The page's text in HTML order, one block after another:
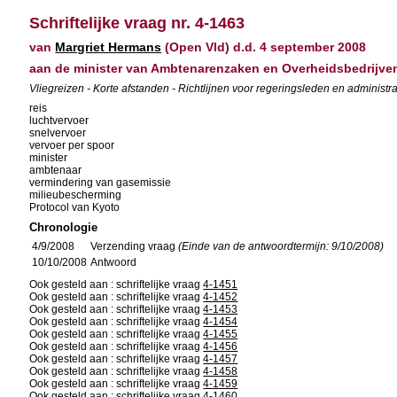
Schriftelijke vraag nr. 4-1463
van Margriet Hermans (Open Vld) d.d. 4 september 2008
aan de minister van Ambtenarenzaken en
Vliegreizen - Korte afstanden - Richtlijnen voor regeringsleden en
reis
luchtvervoer
snelvervoer
vervoer per spoor
minister
ambtenaar
vermindering van gasemissie
milieubescherming
Protocol van Kyoto
Chronologie
4/9/2008 Verzending vraag(Einde van de antwoordtermijn: 9/10/2008)
10/10/2008 Antwoord
Ook gesteld aan : schriftelijke vraag4-1451
Ook gesteld aan : schriftelijke vraag4-1452
Ook gesteld aan : schriftelijke vraag4-1453
Ook gesteld aan : schriftelijke vraag4-1454
Ook gesteld aan : schriftelijke vraag4-1455
Ook gesteld aan : schriftelijke vraag4-1456
Ook gesteld aan : schriftelijke vraag4-1457
Ook gesteld aan : schriftelijke vraag4-1458
Ook gesteld aan : schriftelijke vraag4-1459